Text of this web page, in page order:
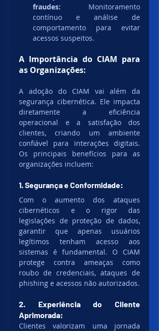
fraudes: Monitoramento
contínuo e análise de
comportamento para evitar
acessos suspeitos.
A Importância do CIAM para
as Organizações:
A adoção do CIAM vai além da
segurança cibernética. Ele impacta
diretamente a eficiência
operacional e a satisfação dos
clientes, criando um ambiente
confiável para interações digitais.
Os principais benefícios para as
organizações incluem:
1. Segurança e Conformidade:
Com o aumento dos ataques
cibernéticos e o rigor das
legislações de proteção de dados,
garantir que apenas usuários
legítimos tenham acesso aos
sistemas é fundamental. O CIAM
protege contra ameaças como
roubo de credenciais, ataques de
phishing e acessos não autorizados.
2. Experiência do Cliente
Aprimorada:
Clientes valorizam uma jornada